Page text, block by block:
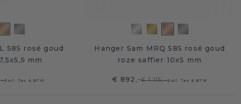
585 rosé goud
mm
Excl. Tax & BTW
Hanger Sam MRQ 585 rosé goud
roze saffier 10x5 mm
€ 892,-€ 1.115,-Excl. Tax & BTW